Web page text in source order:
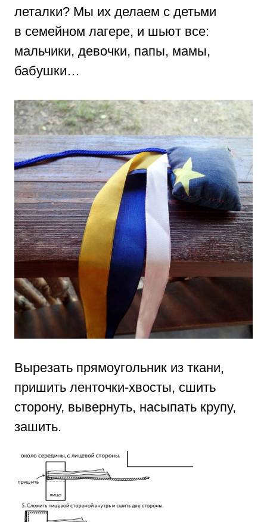
леталки? Мы их делаем с детьми
в семейном лагере, и шьют все:
мальчики, девочки, папы, мамы,
бабушки…
Вырезать прямоугольник из ткани,
пришить ленточки-хвосты, сшить
сторону, вывернуть, насыпать крупу,
зашить.